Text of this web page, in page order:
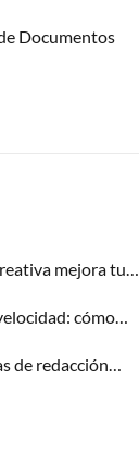
Documentos
mejora tu…
cómo…
de redacción…